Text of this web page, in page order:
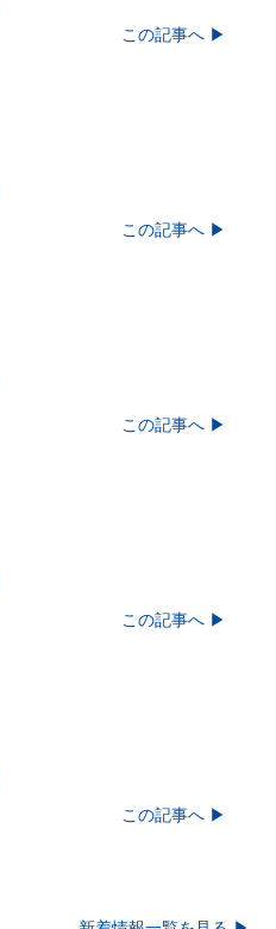
この記事へ ▶
この記事へ ▶
この記事へ ▶
この記事へ ▶
この記事へ ▶